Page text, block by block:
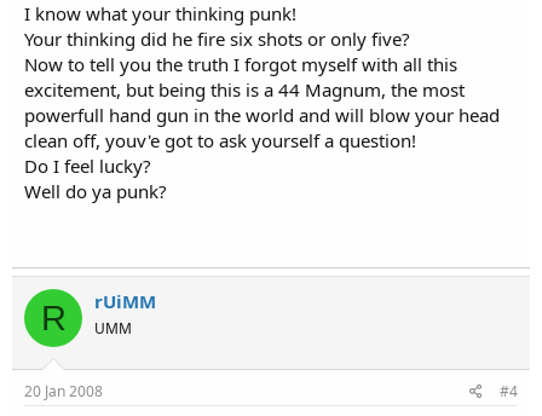
I know what your thinking punk!
Your thinking did he fire six shots or only five?
Now to tell you the truth I forgot myself with all this
excitement, but being this is a 44 Magnum, the most
powerfull hand gun in the world and will blow your head
clean off, youv'e got to ask yourself a question!
Do I feel lucky?
Well do ya punk?
R rUiMM
UMM
20 Jan 2008 #4